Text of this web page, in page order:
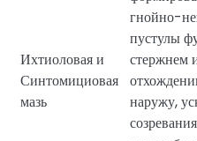
Ихтиоловая и
Синтомициовая
мазь
гнойно-
пустулы
стержнем
наружу,